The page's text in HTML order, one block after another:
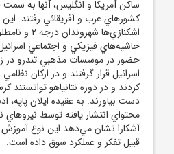
ساکن آمريکا و انگليس، آنها به
کشورهاي عرب و آفريقائي رفتند. اين
اشکنازي‌ها
حاشيه‌هاي فيزيکي و اجتماعي اسرائيل
حضور در موسسات مذهبي تندرو در
اسرائيل قرار گرفتند و در ارکان
کردند و در دوره نتانياهو
دست بياورند. به عقيده ايلان پاپه،
محتواي انتشار يافته توسط نيروهاي
آشکارا نشان مي‌دهد اين نوع آموزش
قبيل تفکر و عملکرد سوق داده است.